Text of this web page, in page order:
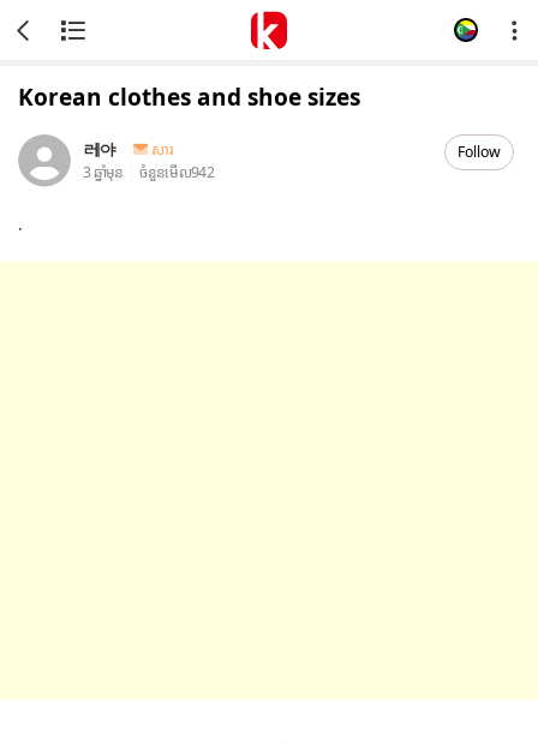
Korean clothes and shoe sizes
레야
សារ
3 ឆ្នាំមុន
ចំនួនមើល942
Follow
.